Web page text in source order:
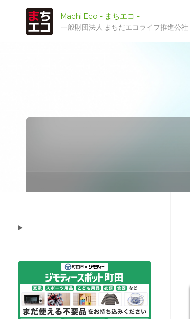
Machi Eco - まちエコ -
一般財団法人 まちだエコライフ推進公社